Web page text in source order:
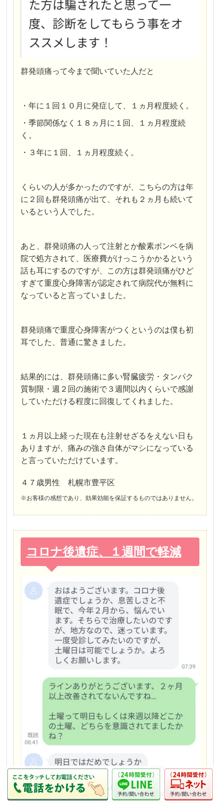
群発頭痛って今まで聞いていた人だと
・年に１回１０月に発症して、１ヵ月程度続く。
・季節関係なく１８ヵ月に１回、１ヵ月程度続
く。
・３年に１回、１ヵ月程度続く。
くらいの人が多かったのですが、こちらの方は年
に２回も群発頭痛が出て、それも２ヵ月も続いて
いるという人でした。
あと、群発頭痛の人って注射とか酸素ボンベを病
院で処方されて、医療費がけっこうかかるという
話も耳にするのですが、この方は群発頭痛がひど
すぎて重度心身障害が認定されて病院代が無料に
なっていると言っていました。
群発頭痛で重度心身障害がつくというのは僕も初
耳でした、普通に驚きました。
結果的には、群発頭痛に多い腎臓疲労・タンパク
質制限・週２回の施術で３週間以内くらいで感謝
していただける程度に回復してくれました。
１ヵ月以上経った現在も注射せざるをえない日も
ありますが、痛みの強さ自体がマシになっている
と言っていただけています。
４７歳男性 札幌市豊平区
※お客様の感想であり、効果効能を保証するものではありません。
コロナ後遺症、１週間で軽減